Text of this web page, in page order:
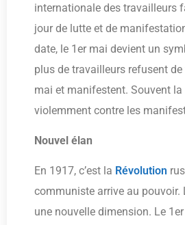
internationale des travailleurs
jour de lutte et de
date, le 1er mai devient un
plus de travailleurs refusent
mai et manifestent. Souvent
violemment contre les
Nouvel élan
En 1917, c’est la Révolution
communiste arrive au pouvoir.
une nouvelle dimension. Le